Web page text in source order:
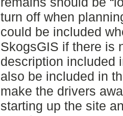
turn off when
could be included
SkogsGIS if there is
description included
also be included in
make the drivers
starting up the site